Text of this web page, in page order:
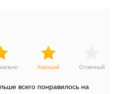
Хороший Отличный
всего понравилось на